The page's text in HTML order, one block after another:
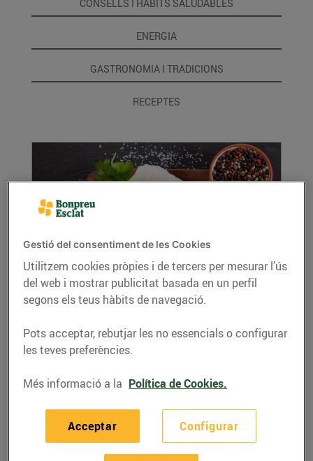
CONSELLS I HÀBITS SALUDABLES
ENERGIA
GASTRONOMIA I TRADICIONS
RECEPTES
El bacallà, un peix de tradició, bo i versàtil
29/de març/2019
A més de ser el plat estrella durant la
Quaresma, el bacallà es consumeix des de ben
antic i...
LLEGIR MÉS
Gestió del consentiment de les Cookies
Utilitzem cookies pròpies i de tercers per mesurar l’ús
del web i mostrar publicitat basada en un perfil
segons els teus hàbits de navegació.
Pots acceptar, rebutjar les no essencials o configurar
les teves preferències.
Més informació a la Política de Cookies.
Configurar
Acceptar